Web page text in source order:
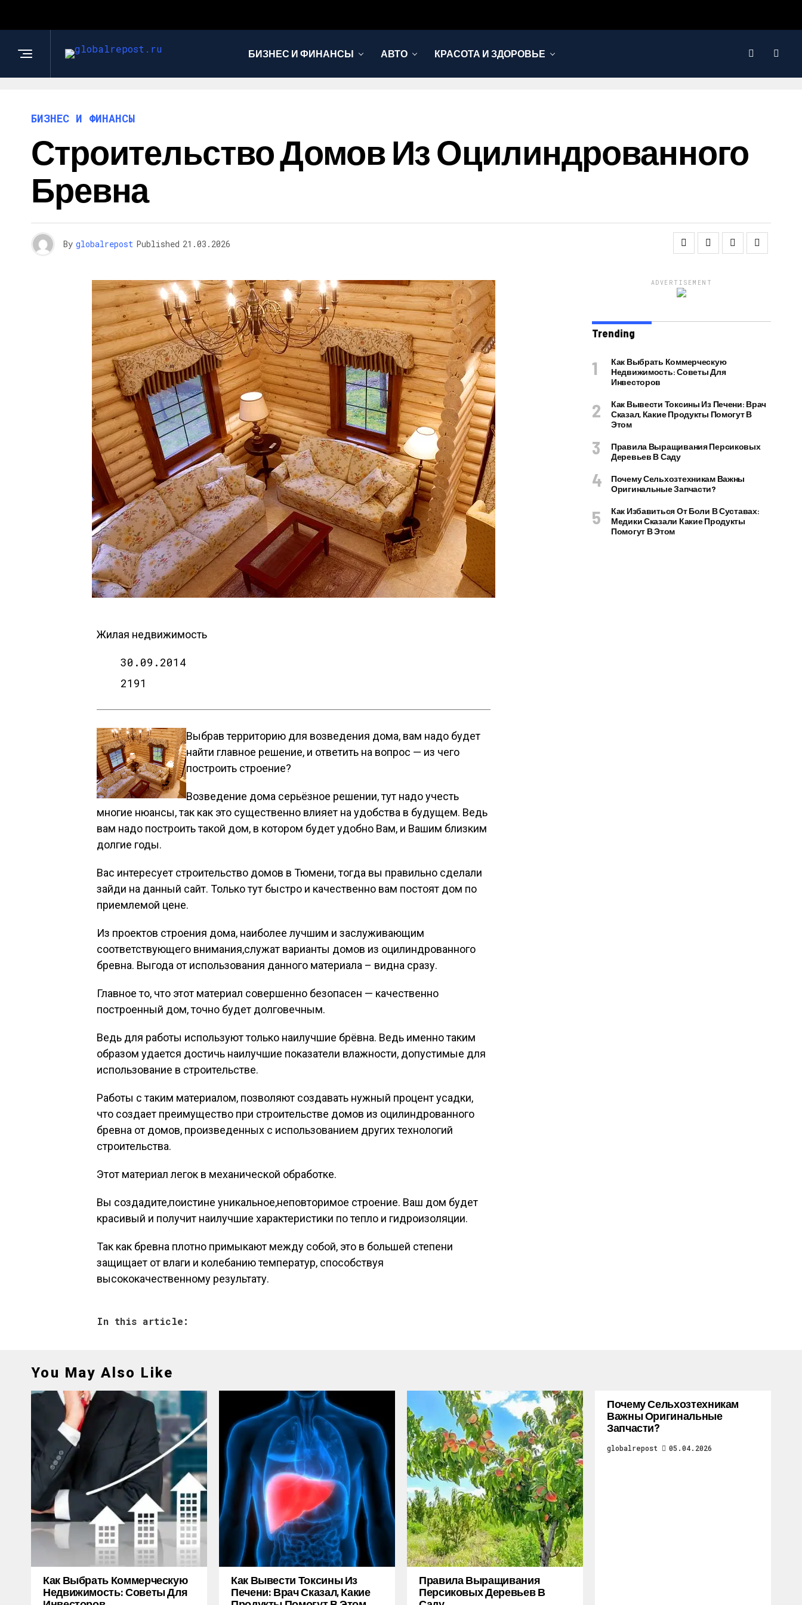
БИЗНЕС И ФИНАНСЫ АВТО КРАСОТА И ЗДОРОВЬЕ
БИЗНЕС И ФИНАНСЫ
Строительство Домов Из Оцилиндрованного
Бревна
By globalrepost Published 21.03.2026
Жилая недвижимость
30.09.2014
2191
Выбрав территорию для возведения дома, вам надо будет
найти главное решение, и ответить на вопрос — из чего
построить строение?
Возведение дома серьёзное решении, тут надо учесть
многие нюансы, так как это существенно влияет на удобства в будущем. Ведь
вам надо построить такой дом, в котором будет удобно Вам, и Вашим близким
долгие годы.
Вас интересует строительство домов в Тюмени, тогда вы правильно сделали
зайди на данный сайт. Только тут быстро и качественно вам постоят дом по
приемлемой цене.
Из проектов строения дома, наиболее лучшим и заслуживающим
соответствующего внимания,служат варианты домов из оцилиндрованного
бревна. Выгода от использования данного материала – видна сразу.
Главное то, что этот материал совершенно безопасен — качественно
построенный дом, точно будет долговечным.
Ведь для работы используют только наилучшие брёвна. Ведь именно таким
образом удается достичь наилучшие показатели влажности, допустимые для
использование в строительстве.
Работы с таким материалом, позволяют создавать нужный процент усадки,
что создает преимущество при строительстве домов из оцилиндрованного
бревна от домов, произведенных с использованием других технологий
строительства.
Этот материал легок в механической обработке.
Вы создадите,поистине уникальное,неповторимое строение. Ваш дом будет
красивый и получит наилучшие характеристики по тепло и гидроизоляции.
Так как бревна плотно примыкают между собой, это в большей степени
защищает от влаги и колебанию температур, способствуя
высококачественному результату.
In this article:
ADVERTISEMENT
Trending
Как Выбрать Коммерческую
Недвижимость: Советы Для
Инвесторов
Как Вывести Токсины Из Печени: Врач
Сказал, Какие Продукты Помогут В
Этом
Правила Выращивания Персиковых
Деревьев В Саду
Почему Сельхозтехникам Важны
Оригинальные Запчасти?
Как Избавиться От Боли В Суставах:
Медики Сказали Какие Продукты
Помогут В Этом
You May Also Like
Как Выбрать Коммерческую
Недвижимость: Советы Для
Как Вывести Токсины Из
Печени: Врач Сказал, Какие
Правила Выращивания
Персиковых Деревьев В
Почему Сельхозтехникам
Важны Оригинальные
Запчасти?
globalrepost 05.04.2026